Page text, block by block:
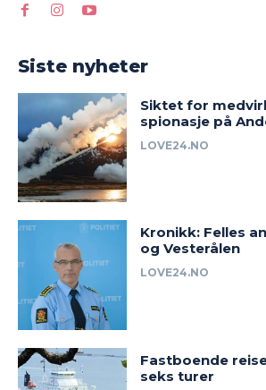
Siste nyheter
Siktet for
spionasje på
LOVE24.NO
Kronikk: Felles
og Vesterålen
LOVE24.NO
Fastboende
seks turer